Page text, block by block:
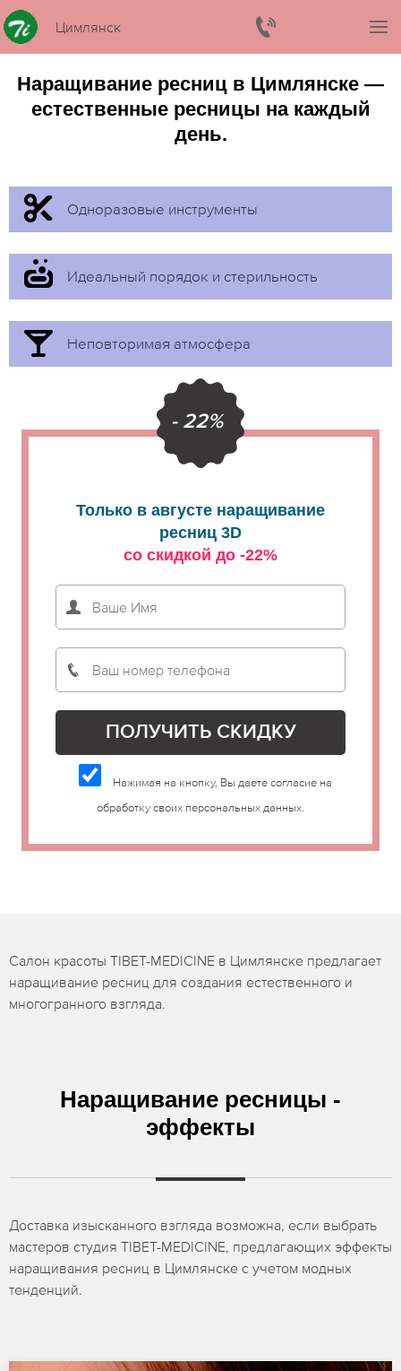
Цимлянск
Наращивание ресниц в Цимлянске —
естественные ресницы на каждый
день.
Одноразовые инструменты
Идеальный порядок и стерильность
Неповторимая атмосфера
- 22%
Только в августе наращивание
ресниц 3D
со скидкой до -22%
Нажимая на кнопку, Вы даете согласие на
обработку своих персональных данных.
Салон красоты TIBET-MEDICINE в Цимлянске предлагает
наращивание ресниц для создания естественного и
многогранного взгляда.
Наращивание ресницы -
эффекты
Доставка изысканного взгляда возможна, если выбрать
мастеров студия TIBET-MEDICINE, предлагающих эффекты
наращивания ресниц в Цимлянске с учетом модных
тенденций.